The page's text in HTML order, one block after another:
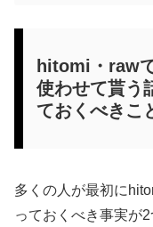
hitomi・raw
使わせて貰う
ておくべきこ
多くの人が最初に
っておくべき事実が2